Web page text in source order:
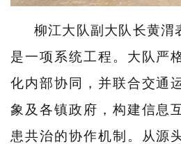
柳江大队副大队长黄渭
是一项系统工程。大队严
化内部协同，并联合交通
象及各镇政府，构建信息
患共治的协作机制。从源